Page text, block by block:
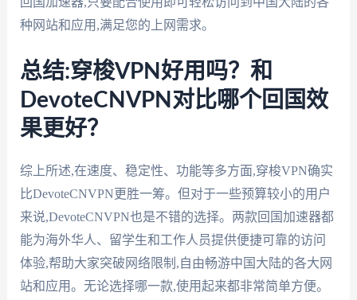
种网站和应用,满足您的上网需求。
总结:穿梭VPN好用吗？和
DevoteCNVPN对比哪个回国效
果更好？
综上所述,在速度、稳定性、功能等多方面,穿梭VPN确实
比DevoteCNVPN更胜一筹。但对于一些预算较小的用户
来说,DevoteCNVPN也是不错的选择。两款回国加速器都
能为海外华人、留学生和工作人员提供便捷可靠的访问
体验,帮助大家突破网络限制,自由畅游中国大陆的各大网
站和应用。无论选择哪一款,使用起来都非常简单方便。